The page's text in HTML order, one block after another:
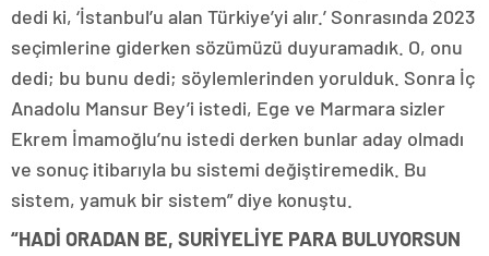
dedi ki, ‘İstanbul’u alan Türkiye’yi alır.’ Sonrasında 2023
seçimlerine giderken sözümüzü duyuramadık. O, onu
dedi; bu bunu dedi; söylemlerinden yorulduk. Sonra İç
Anadolu Mansur Bey’i istedi, Ege ve Marmara sizler
Ekrem İmamoğlu’nu istedi derken bunlar aday olmadı
ve sonuç itibarıyla bu sistemi değiştiremedik. Bu
sistem, yamuk bir sistem” diye konuştu.
“HADİ ORADAN BE, SURİYELİYE PARA BULUYORSUN